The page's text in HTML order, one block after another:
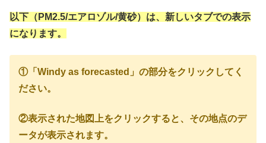
以下（PM2.5/エアロゾル/黄砂）は、新しいタブでの表示
になります。
①「Windy as forecasted」の部分をクリックしてく
ださい。
②表示された地図上をクリックすると、その地点のデ
ータが表示されます。